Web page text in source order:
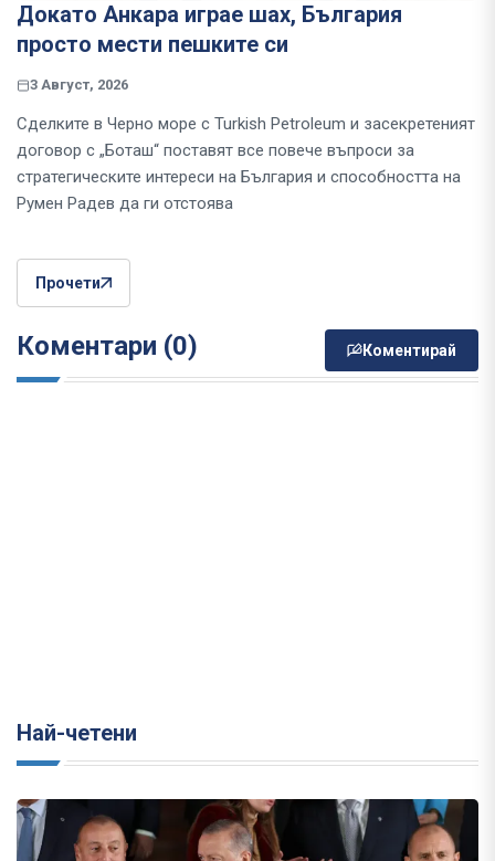
Докато Анкара играе шах, България
просто мести пешките си
3 Август, 2026
Сделките в Черно море с Turkish Petroleum и засекретеният
договор с „Боташ“ поставят все повече въпроси за
стратегическите интереси на България и способността на
Румен Радев да ги отстоява
Прочети
Коментари (0) Коментирай
Най-четени